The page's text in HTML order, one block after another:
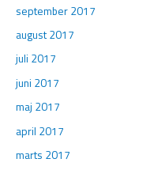
september 2017
august 2017
juli 2017
juni 2017
maj 2017
april 2017
marts 2017